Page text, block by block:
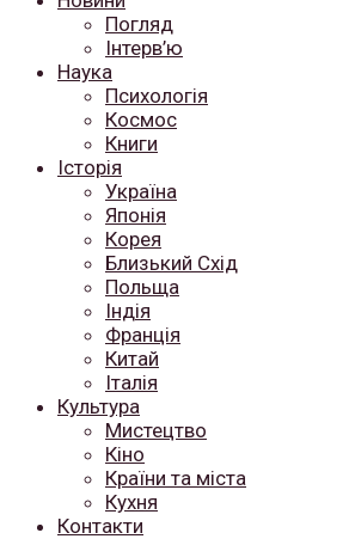
Погляд
Інтерв’ю
Наука
Психологія
Космос
Книги
Історія
Україна
Японія
Корея
Близький Схід
Польща
Індія
Франція
Китай
Італія
Культура
Мистецтво
Кіно
Країни та міста
Кухня
Контакти